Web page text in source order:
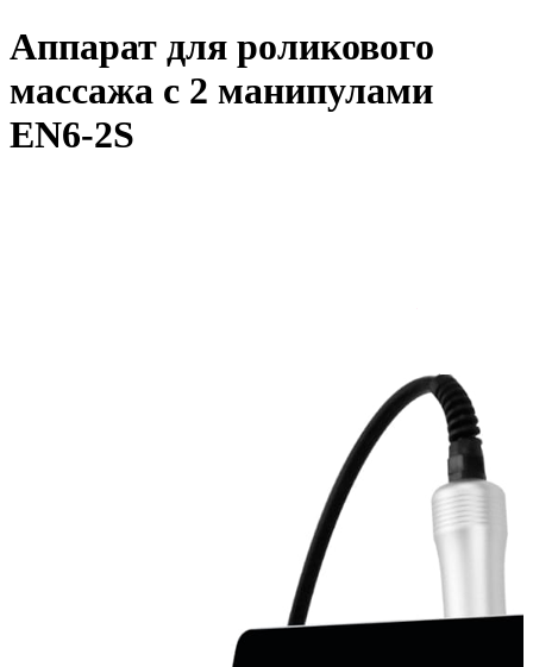
Аппарат для роликового
массажа с 2 манипулами
EN6-2S